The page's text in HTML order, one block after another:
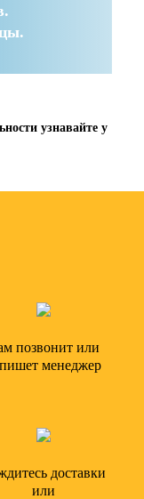
узнавайте у
позвонит или
менеджер
доставки
или